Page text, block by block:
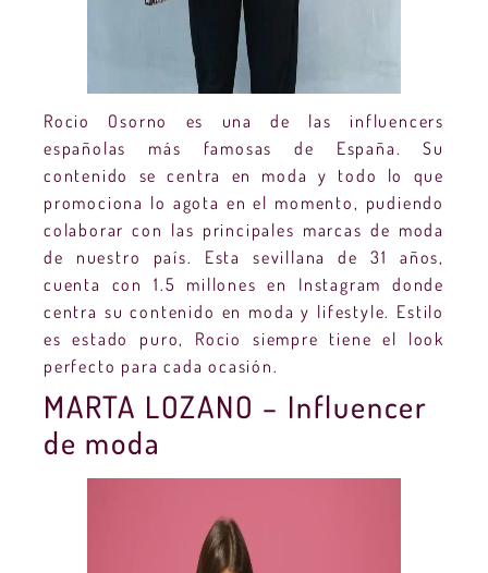
Rocio Osorno es una de las influencers
españolas más famosas de España. Su
contenido se centra en moda y todo lo que
promociona lo agota en el momento, pudiendo
colaborar con las principales marcas de moda
de nuestro país. Esta sevillana de 31 años,
cuenta con 1.5 millones en Instagram donde
centra su contenido en moda y lifestyle. Estilo
es estado puro, Rocio siempre tiene el look
perfecto para cada ocasión.
MARTA LOZANO – Influencer
de moda